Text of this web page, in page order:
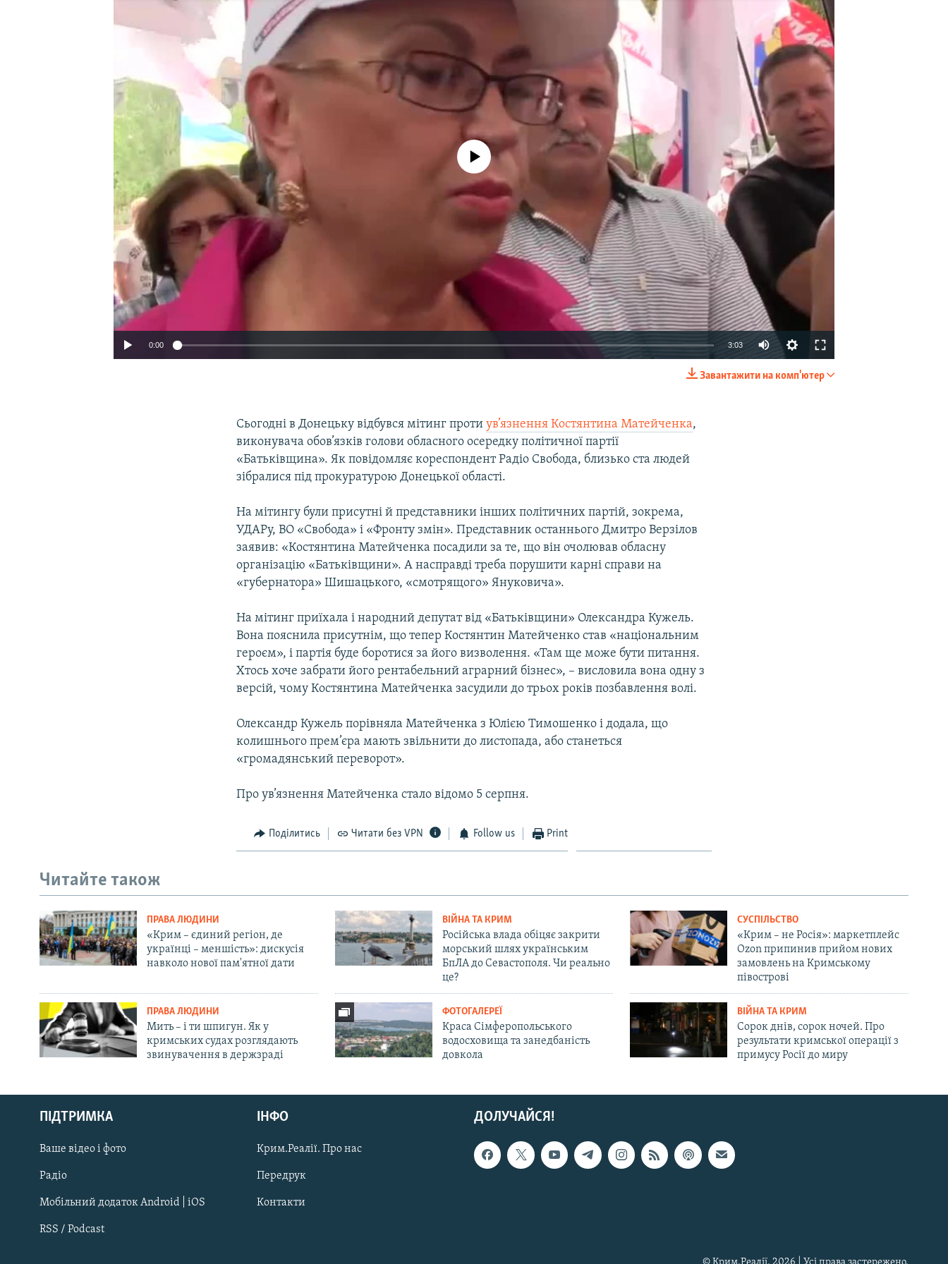
Русский
Qırımtatar
ДОЛУЧАЙСЯ!
No media source currently available
0:00 3:03
Завантажити на комп'ютер
Сьогодні в Донецьку відбувся мітинг протиув’язнення Костянтина Матейченка,
виконувача обов’язків голови обласного осередку політичної партії
«Батьківщина». Як повідомляє кореспондент Радіо Свобода, близько ста людей
зібралися під прокуратурою Донецької області.
На мітингу були присутні й представники інших політичних партій, зокрема,
УДАРу, ВО «Свобода» і «Фронту змін». Представник останнього Дмитро Верзілов
заявив: «Костянтина Матейченка посадили за те, що він очолював обласну
організацію «Батьківщини». А насправді треба порушити карні справи на
«губернатора» Шишацького, «смотрящого» Януковича».
На мітинг приїхала і народний депутат від «Батьківщини» Олександра Кужель.
Вона пояснила присутнім, що тепер Костянтин Матейченко став «національним
героєм», і партія буде боротися за його визволення. «Там ще може бути питання.
Хтось хоче забрати його рентабельний аграрний бізнес», – висловила вона одну з
версій, чому Костянтина Матейченка засудили до трьох років позбавлення волі.
Олександр Кужель порівняла Матейченка з Юлією Тимошенко і додала, що
колишнього прем’єра мають звільнити до листопада, або станеться
«громадянський переворот».
Про ув’язнення Матейченка стало відомо 5 серпня.
Поділитись Читати без VPN Follow us Print
Читайте також
ПРАВА ЛЮДИНИ
«Крим – єдиний регіон, де
українці – меншість»: дискусія
навколо нової пам'ятної дати
ВІЙНА ТА КРИМ
Російська влада обіцяє закрити
морський шлях українським
БпЛА до Севастополя. Чи реально
це?
СУСПІЛЬСТВО
«Крим – не Росія»: маркетплейс
Ozon припинив прийом нових
замовлень на Кримському
півострові
ПРАВА ЛЮДИНИ
Мить – і ти шпигун. Як у
кримських судах розглядають
звинувачення в держзраді
ФОТОГАЛЕРЕЇ
Краса Сімферопольського
водосховища та занедбаність
довкола
ВІЙНА ТА КРИМ
Сорок днів, сорок ночей. Про
результати кримської операції з
примусу Росії до миру
ДОЛУЧАЙСЯ!
ПІДТРИМКА
Ваше відео і фото
Радіо
Мобільний додаток Android | iOS
RSS / Podcast
ІНФО
Крим.Реалії. Про нас
Передрук
Контакти